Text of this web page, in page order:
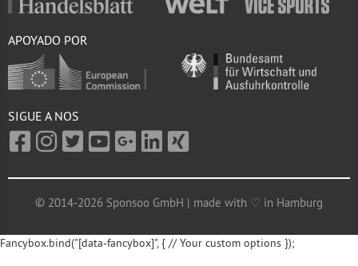
APOYADO POR
SIGUE A NOS
© 2014-2026 Sponsoo GmbH | made with ♡ in Hamburg
Fancybox.bind("[data-fancybox]", { // Your custom options });